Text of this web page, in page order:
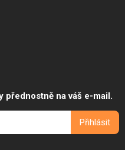
přednostně na váš e-mail.